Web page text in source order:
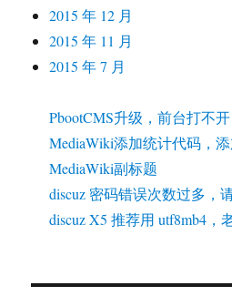
2015 年 12 月
2015 年 11 月
2015 年 7 月
PbootCMS升级，前台打不开
MediaWiki添加统计代码，
MediaWiki副标题
discuz 密码错误次数过多，
discuz X5 推荐用 utf8mb4，